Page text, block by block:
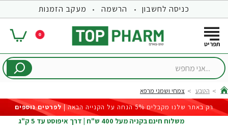
כניסה לחשבון הרשמה מעקב הזמנות
0
...אני
home
הטבע
צמחי ושמני מרפא
רק באתר שלנו מקבלים 5% הנחה על הקנייה הבאה |
לפרטים נוספים
משלוח חינם בקניה מעל 400 ש"ח | דרך איפוסט עד 5 ק"ג